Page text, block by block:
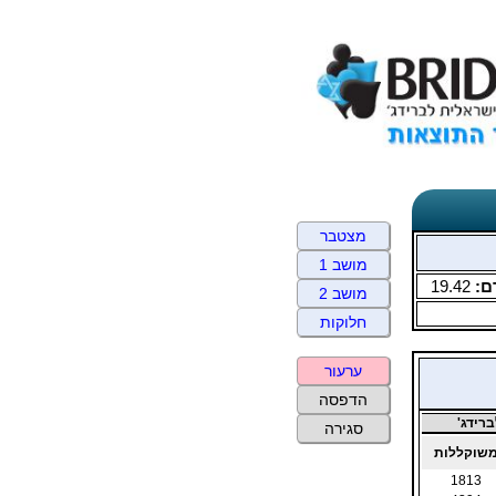
19.42
משוקללות
1813
מצטבר
מושב 1
מושב 2
חלוקות
ערעור
הדפסה
סגירה